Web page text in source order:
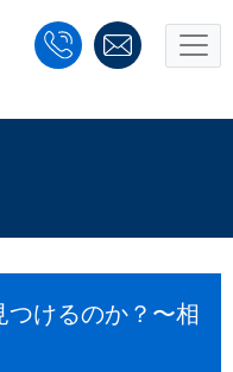
けるのか？〜相